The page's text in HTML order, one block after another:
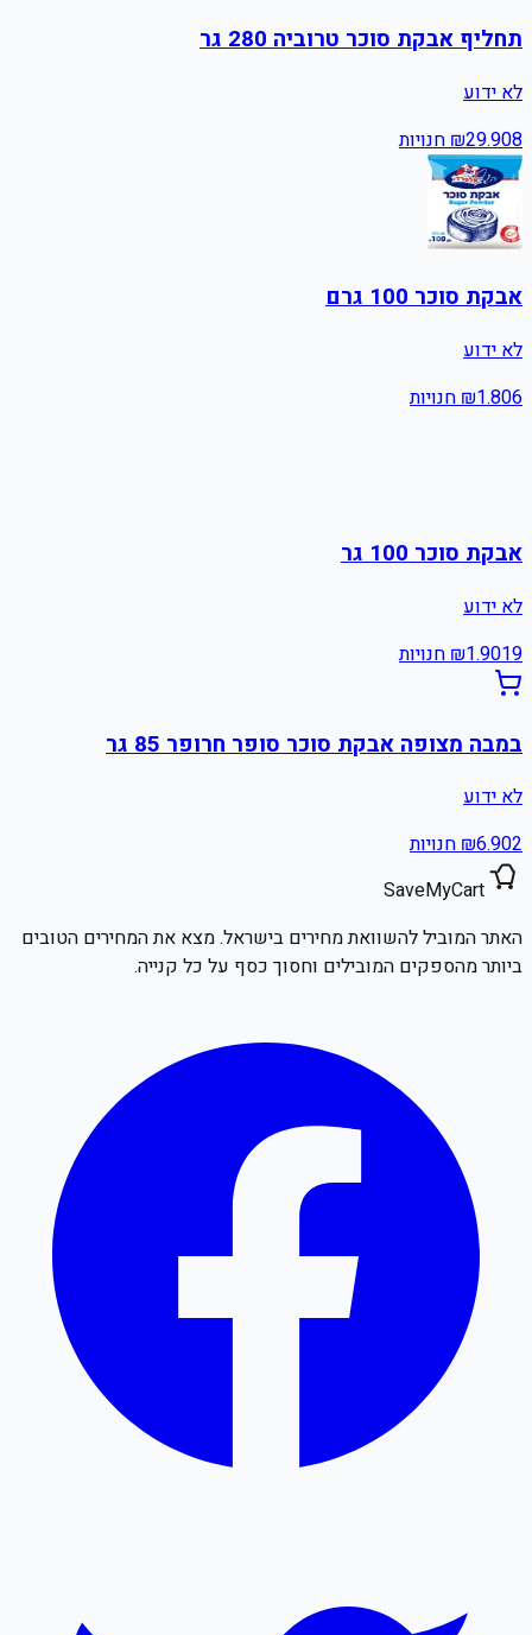
תחליף אבקת סוכר טרוביה 280 גר
לא ידוע
₪29.908 חנויות
אבקת סוכר 100 גרם
לא ידוע
₪1.806 חנויות
אבקת סוכר 100 גר
לא ידוע
₪1.9019 חנויות
במבה מצופה אבקת סוכר סופר חרופר 85 גר
לא ידוע
₪6.902
חנויות
SaveMyCart
האתר המוביל להשוואת מחירים בישראל. מצא את המחירים הטובים
ביותר מהספקים המובילים וחסוך כסף על כל קנייה.